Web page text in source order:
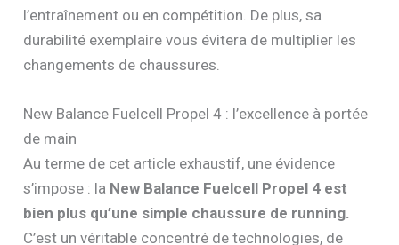
l’entraînement ou en compétition. De plus, sa
durabilité exemplaire vous évitera de multiplier les
changements de chaussures.
New Balance Fuelcell Propel 4 : l’excellence à portée
de main
Au terme de cet article exhaustif, une évidence
s’impose : la New Balance Fuelcell Propel 4 est
bien plus qu’une simple chaussure de running.
C’est un véritable concentré de technologies, de